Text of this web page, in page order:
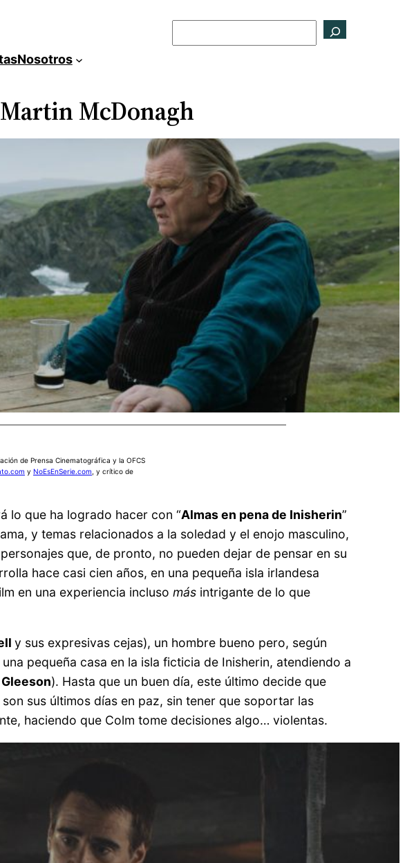
Nosotros
McDonagh
de Prensa Cinematográfica y la OFCS
y NoEsEnSerie.com , y crítico de
lo que ha logrado hacer con “Almas en pena de Inisherin”
y temas relacionados a la soledad y el enojo masculino,
que, de pronto, no pueden dejar de pensar en su
hace casi cien años, en una pequeña isla irlandesa
en una experiencia inclusomás intrigante de lo que
y sus expresivas cejas), un hombre bueno pero, según
una pequeña casa en la isla ficticia de Inisherin, atendiendo a
). Hasta que un buen día, este último decide que
sus últimos días en paz, sin tener que soportar las
haciendo que Colm tome decisiones algo… violentas.